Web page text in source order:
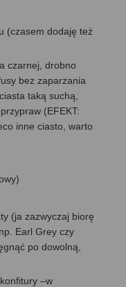
(czasem dodaję też
czarnej, drobno
bez zaparzania
taką suchą,
(EFEKT:
inne ciasto, warto
(ja zazwyczaj biorę
Earl Grey czy
po dowolną,
–w